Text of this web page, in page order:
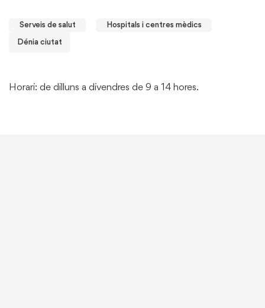
Serveis de salut Hospitals i centres mèdics
Dénia ciutat
Horari: de dilluns a divendres de 9 a 14 hores.